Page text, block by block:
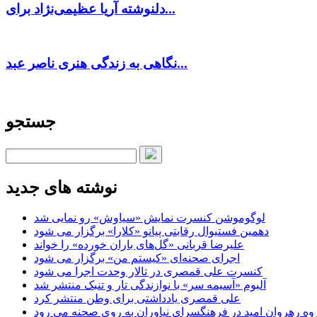
دلنوشته آریا عظیمی‌نژاد برای...
نگاهی به زندگی هنری ناصر عبد...
جستجو
نوشته های جدید
لوگوموشن کنسرت‌ نمایش «سیاوش» رو نمایی شد
دهمین فستیوال رقابتی پیانو «کلارا» برگزار می شود
علیرضا قربانی «گل‌های باران خورده» را خواند
اجرای صحنه‌ای «کیستم من» برگزار می شود
کنسرت علی قمصری در تالار وحدت اجرا می شود
آلبوم «آسیمه سر» با نوازندگی تار و تنبک منتشر شد
علی قمصری یادداشتی برای وطن منتشر کرد
رهروان امید در فرهنگسرای نیاوران به روی صحنه می رود